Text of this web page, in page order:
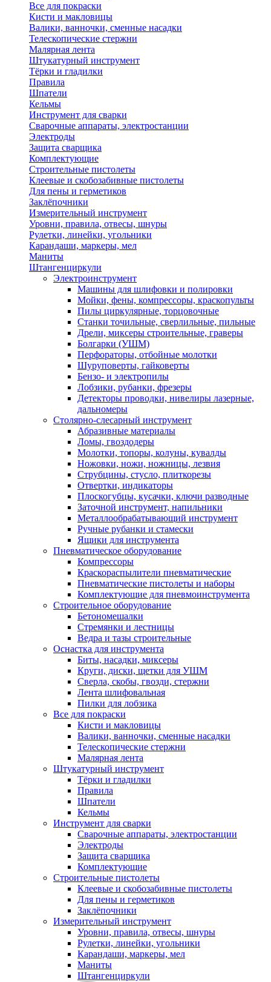
Все для покраски
Кисти и макловицы
Валики, ванночки, сменные насадки
Телескопические стержни
Малярная лента
Штукатурный инструмент
Тёрки и гладилки
Правила
Шпатели
Кельмы
Инструмент для сварки
Сварочные аппараты, электростанции
Электроды
Защита сварщика
Комплектующие
Строительные пистолеты
Клеевые и скобозабивные пистолеты
Для пены и герметиков
Заклёпочники
Измерительный инструмент
Уровни, правила, отвесы, шнуры
Рулетки, линейки, угольники
Карандаши, маркеры, мел
Маниты
Штангенциркули
Электроинструмент
Машины для шлифовки и полировки
Мойки, фены, компрессоры, краскопульты
Пилы циркулярные, торцовочные
Станки точильные, сверлильные, пильные
Дрели, миксеры строительные, граверы
Болгарки (УШМ)
Перфораторы, отбойные молотки
Шуруповерты, гайковерты
Бензо- и электропилы
Лобзики, рубанки, фрезеры
Детекторы проводки, нивелиры лазерные,
дальномеры
Столярно-слесарный инструмент
Абразивные материалы
Ломы, гвоздодеры
Молотки, топоры, колуны, кувалды
Ножовки, ножи, ножницы, лезвия
Струбцины, стусло, плиткорезы
Отвертки, индикаторы
Плоскогубцы, кусачки, ключи разводные
Заточной инструмент, напильники
Металлообрабатывающий инструмент
Ручные рубанки и стамески
Ящики для инструмента
Пневматическое оборудование
Компрессоры
Краскораспылители пневматические
Пневматические пистолеты и наборы
Комплектующие для пневмоинструмента
Строительное оборудование
Бетономешалки
Стремянки и лестницы
Ведра и тазы строительные
Оснастка для инструмента
Биты, насадки, миксеры
Круги, диски, щетки для УШМ
Сверла, скобы, гвозди, стержни
Лента шлифовальная
Пилки для лобзика
Все для покраски
Кисти и макловицы
Валики, ванночки, сменные насадки
Телескопические стержни
Малярная лента
Штукатурный инструмент
Тёрки и гладилки
Правила
Шпатели
Кельмы
Инструмент для сварки
Сварочные аппараты, электростанции
Электроды
Защита сварщика
Комплектующие
Строительные пистолеты
Клеевые и скобозабивные пистолеты
Для пены и герметиков
Заклёпочники
Измерительный инструмент
Уровни, правила, отвесы, шнуры
Рулетки, линейки, угольники
Карандаши, маркеры, мел
Маниты
Штангенциркули